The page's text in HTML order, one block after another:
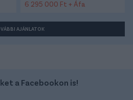
6 295 000 Ft + Áfa
AJÁNLATOK
a Facebookon is!